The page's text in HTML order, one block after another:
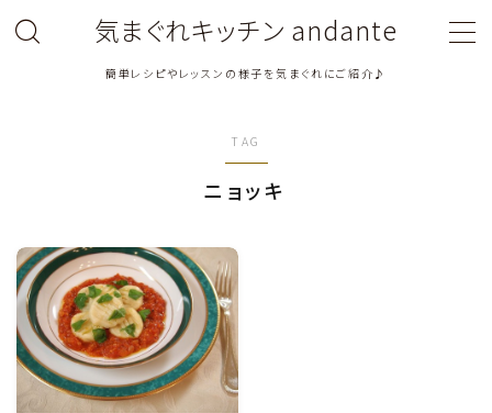
気まぐれキッチン andante
簡単レシピやレッスンの様子を気まぐれにご紹介♪
鶏肉料理
豚肉料理
牛肉料理
TAG
ニョッキ